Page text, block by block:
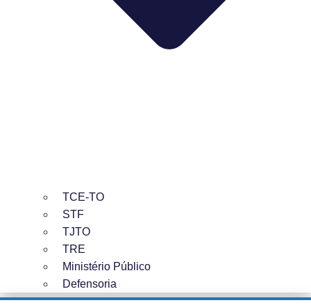
TCE-TO
STF
TJTO
TRE
Ministério Público
Defensoria